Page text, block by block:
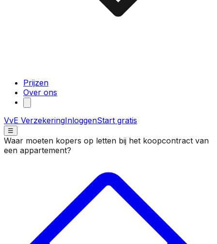
Prijzen
Over ons
VvE VerzekeringInloggenStart gratis
☰
Waar moeten kopers op letten bij het koopcontract van
een appartement?